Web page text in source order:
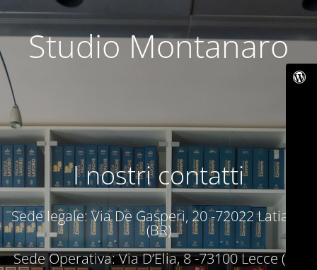
Studio Montanaro
I nostri contatti
Sede legale: Via De Gasperi, 20 -72022 Latiano
(BR)
Sede Operativa: Via D’Elia, 8 -73100 Lecce (LE)